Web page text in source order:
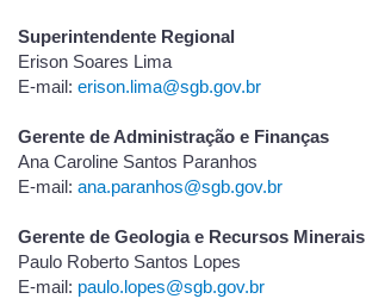
Superintendente Regional
Erison Soares Lima
E-mail: erison.lima@sgb.gov.br
Gerente de Administração e Finanças
Ana Caroline Santos Paranhos
E-mail: ana.paranhos@sgb.gov.br
Gerente de Geologia e Recursos Minerais
Paulo Roberto Santos Lopes
E-mail: paulo.lopes@sgb.gov.br